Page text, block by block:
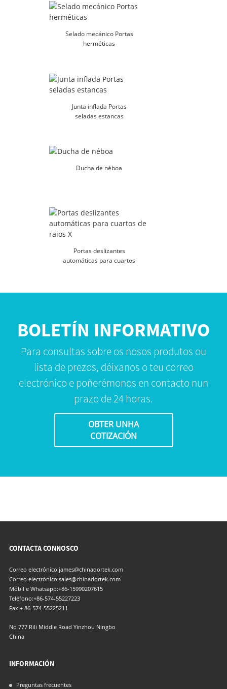
Selado mecánico Portas
herméticas
Junta inflada Portas
seladas estancas
Ducha de néboa
Portas deslizantes
automáticas para cuartos
BOLETÍN INFORMATIVO
Para consultas sobre os nosos produtos ou
lista de prezos, déixanos o teu correo
electrónico e poñerémonos en contacto nun
prazo de 24 horas.
OBTER UNHA
COTIZACIÓN
CONTACTA CONNOSCO
Correo electrónico:james@chinadortek.com
Correo electrónico:sales@chinadortek.com
Móbil e Whatsapp:+86-15990207615
Teléfono:+86-574-55227223
Fax:+ 86-574-55225211
No 777 Rili Middle Road Yinzhou Ningbo
China
INFORMACIÓN
Preguntas frecuentes